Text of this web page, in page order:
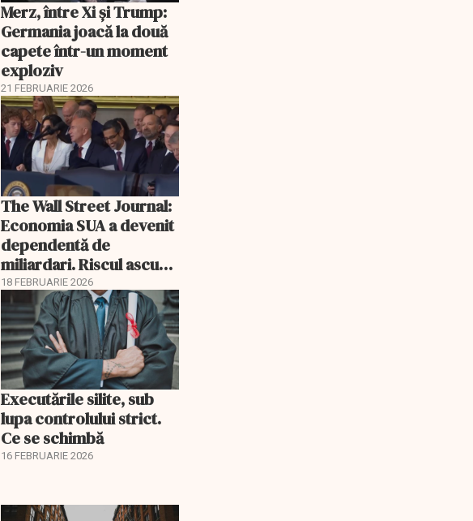
Merz, între Xi și Trump:
Germania joacă la două
capete într-un moment
exploziv
21 FEBRUARIE 2026
The Wall Street Journal:
Economia SUA a devenit
dependentă de
miliardari. Riscul ascuns
pentru burse și consum
18 FEBRUARIE 2026
Executările silite, sub
lupa controlului strict.
Ce se schimbă
16 FEBRUARIE 2026